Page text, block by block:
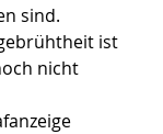
sind.
ist
nicht